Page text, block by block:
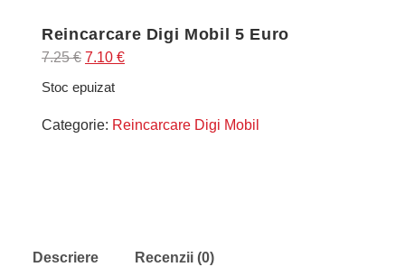
Reincarcare Digi Mobil 5 Euro
7.25€ Prețul
fost:
7.10 €Prețul
7.10 €.
Stoc epuizat
Categorie: Reincarcare Digi Mobil
Descriere Recenzii (0)